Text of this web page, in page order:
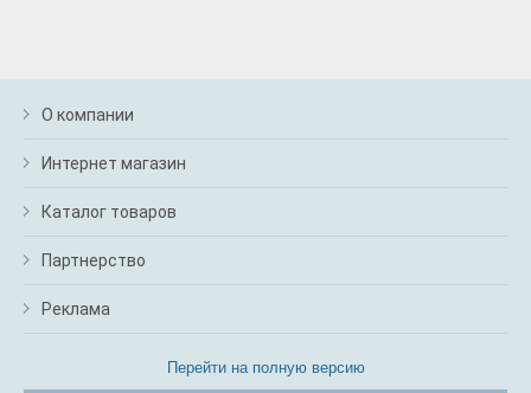
О компании
Интернет магазин
Каталог товаров
Партнерство
Реклама
Перейти на полную версию